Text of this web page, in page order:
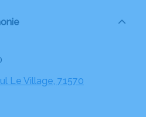
Le Village, 71570